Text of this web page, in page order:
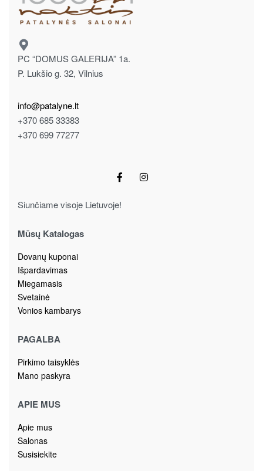
PC “DOMUS GALERIJA” 1a.
P. Lukšio g. 32, Vilnius
info@patalyne.lt
+370 685 33383
+370 699 77277
Siunčiame visoje Lietuvoje!
Mūsų Katalogas
Dovanų kuponai
Išpardavimas
Miegamasis
Svetainė
Vonios kambarys
PAGALBA
Pirkimo taisyklės
Mano paskyra
APIE MUS
Apie mus
Salonas
Susisiekite